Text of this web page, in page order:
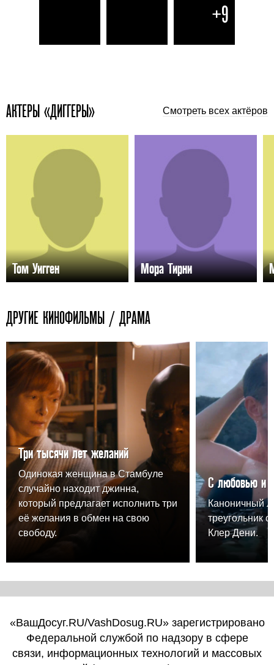
+9
АКТЕРЫ «ДИГГЕРЫ» Смотреть всех актёров
Том Уигген Мора Тирни
ДРУГИЕ КИНОФИЛЬМЫ / ДРАМА
Три тысячи лет желаний
Одинокая женщина в Стамбуле
случайно находит джинна,
который предлагает исполнить три
её желания в обмен на свою
свободу.
С любовью и
Каноничный
треугольник
Клер Дени.
«ВашДосуг.RU/VashDosug.RU» зарегистрировано
Федеральной службой по надзору в сфере
связи, информационных технологий и массовых